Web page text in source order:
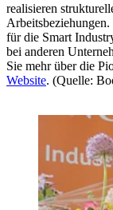
realisieren
für die Smart
bei anderen
Sie mehr über die
Website. (Quelle: